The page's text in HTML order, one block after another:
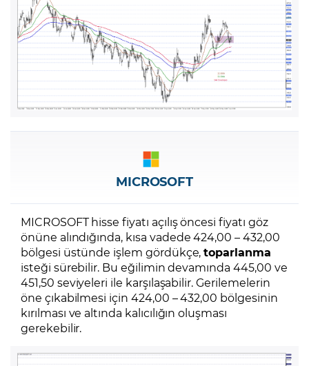
MICROSOFT
MICROSOFT hisse fiyatı açılış öncesi fiyatı göz
önüne alındığında, kısa vadede 424,00 – 432,00
bölgesi üstünde işlem gördükçe,toparlanma
isteği sürebilir. Bu eğilimin devamında 445,00 ve
451,50 seviyeleri ile karşılaşabilir. Gerilemelerin
öne çıkabilmesi için 424,00 – 432,00 bölgesinin
kırılması ve altında kalıcılığın oluşması
gerekebilir.